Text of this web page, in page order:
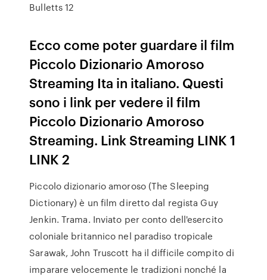
Bulletts 12
Ecco come poter guardare il film
Piccolo Dizionario Amoroso
Streaming Ita in italiano. Questi
sono i link per vedere il film
Piccolo Dizionario Amoroso
Streaming. Link Streaming LINK 1
LINK 2
Piccolo dizionario amoroso (The Sleeping
Dictionary) è un film diretto dal regista Guy
Jenkin. Trama. Inviato per conto dell'esercito
coloniale britannico nel paradiso tropicale
Sarawak, John Truscott ha il difficile compito di
imparare velocemente le tradizioni nonché la